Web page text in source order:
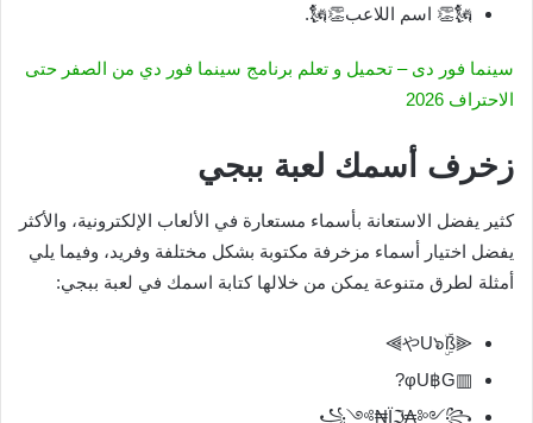
🗽👏 اسم اللاعب👏🗽.
سينما فور دى – تحميل و تعلم برنامج سينما فور دي من الصفر حتى
الاحتراف 2026
زخرف أسمك لعبة ببجي
كثير يفضل الاستعانة بأسماء مستعارة في الألعاب الإلكترونية، والأكثر
يفضل اختيار أسماء مزخرفة مكتوبة بشكل مختلفة وفريد، وفيما يلي
أمثلة لطرق متنوعة يمكن من خلالها كتابة اسمك في لعبة ببجي:
⫷やU๖ۣۜß⫸
▥φU฿G?
꧁༺₦Їℑ₳༻꧂